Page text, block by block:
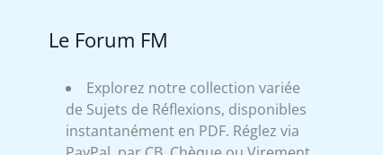
Le Forum FM
Explorez notre collection variée
de Sujets de Réflexions, disponibles
instantanément en PDF. Réglez via